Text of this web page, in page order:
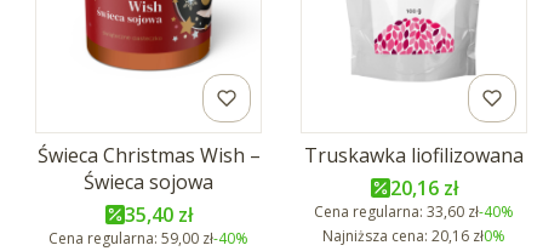
Świeca Christmas Wish –
Świeca sojowa
Cena promocyjna
35,40 zł
Cena regularna: 59,00 zł-40%
Truskawka liofilizowana
Cena
20,16 zł
Cena regularna: 33,60 zł-40%
Najniższa cena: 20,16 zł0%